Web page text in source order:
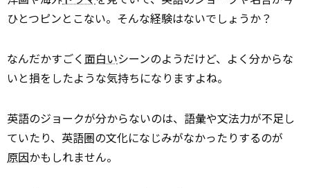
ひとつピンとこない。そんな経験はないでしょうか？
なんだかすごく 面白いシーンのようだけど、よく分からな
いと損をしたような気持ちになりますよね。
英語のジョークが分からないのは、語彙や文法力が不足し
ていたり、英語圏の文化になじみがなかったりするのが
原因かもしれません。